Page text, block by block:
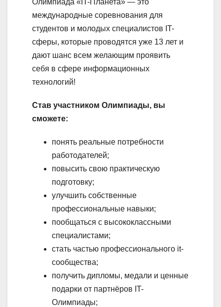
Олимпиада «IT-Планета» — это
международные соревнования для
студентов и молодых специалистов IT-
сферы, которые проводятся уже 13 лет и
дают шанс всем желающим проявить
себя в сфере информационных
технологий!
Став участником Олимпиады, вы
сможете:
понять реальные потребности
работодателей;
повысить свою практическую
подготовку;
улучшить собственные
профессиональные навыки;
пообщаться с высококлассными
специалистами;
стать частью профессионального it-
сообщества;
получить дипломы, медали и ценные
подарки от партнёров IT-
Олимпиады;